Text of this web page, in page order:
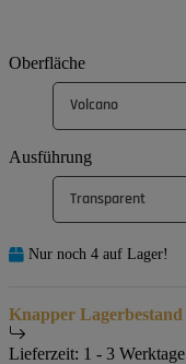
Oberfläche
Volcano
Ausführung
Transparent
Nur noch 4 auf Lager!
Knapper Lagerbestand
Lieferzeit: 1 - 3 Werktage